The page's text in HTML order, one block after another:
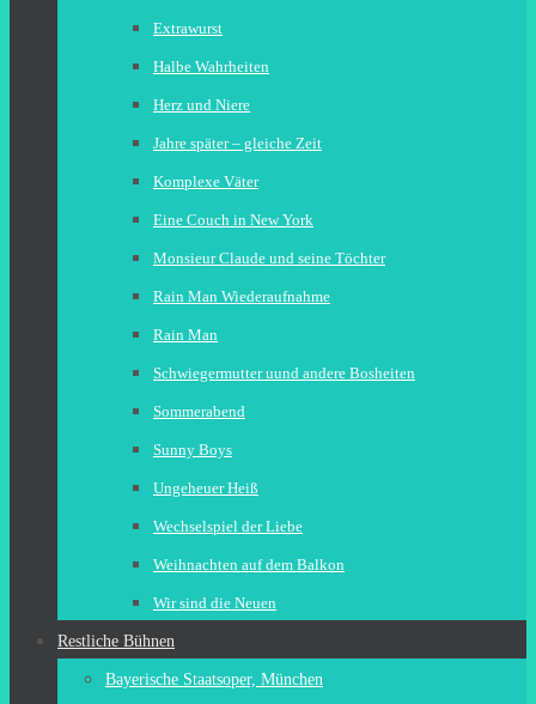
Extrawurst
Halbe Wahrheiten
Herz und Niere
Jahre später – gleiche Zeit
Komplexe Väter
Eine Couch in New York
Monsieur Claude und seine Töchter
Rain Man Wiederaufnahme
Rain Man
Schwiegermutter uund andere Bosheiten
Sommerabend
Sunny Boys
Ungeheuer Heiß
Wechselspiel der Liebe
Weihnachten auf dem Balkon
Wir sind die Neuen
Restliche Bühnen
Bayerische Staatsoper, München